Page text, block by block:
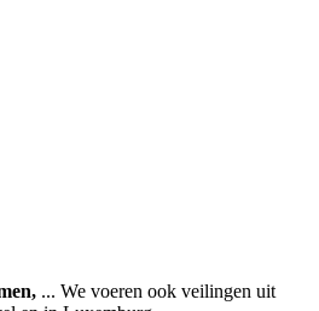
... We voeren ook veilingen uit